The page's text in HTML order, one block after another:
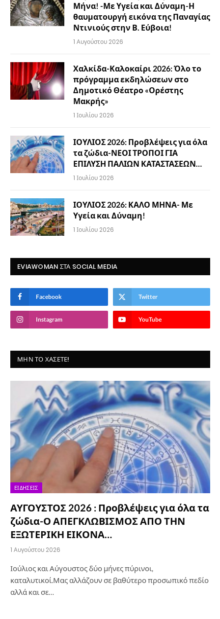
Μήνα! -Με Υγεία και Δύναμη-Η
θαυματουργή εικόνα της Παναγίας
Ντινιούς στην Β. Εύβοια!
1 Αυγούστου 2026
Χαλκίδα-Καλοκαίρι 2026: Όλο το
πρόγραμμα εκδηλώσεων στο
Δημοτικό Θέατρο «Ορέστης
Μακρής»
1 Ιουλίου 2026
ΙΟΥΛΙΟΣ 2026: Προβλέψεις για όλα
τα ζώδια-ΝΕΟΙ ΤΡΟΠΟΙ ΓΙΑ
ΕΠΙΛΥΣΗ ΠΑΛΙΩΝ ΚΑΤΑΣΤΑΣΕΩΝ…
1 Ιουλίου 2026
ΙΟΥΛΙΟΣ 2026: ΚΑΛΟ ΜΗΝΑ- Με
Υγεία και Δύναμη!
1 Ιουλίου 2026
EVIAWOMAN ΣΤΑ SOCIAL MEDIA
Facebook Twitter
Instagram YouTube
ΜΗΝ ΤΟ ΧΆΣΕΤΕ!
ΕΙΔΉΣΕΙΣ
ΑΥΓΟΥΣΤΟΣ 2026 : Προβλέψεις για όλα τα
ζώδια-Ο ΑΠΕΓΚΛΩΒΙΣΜΟΣ ΑΠΟ ΤΗΝ
ΕΞΩΤΕΡΙΚΗ ΕΙΚΟΝΑ…
1 Αυγούστου 2026
Ιούλιος και Αύγουστος δύο μήνες πύρινοι,
καταλυτικοί.Μας αλλάζουν σε βαθύτερο προσωπικό πεδίο
αλλά και σε…